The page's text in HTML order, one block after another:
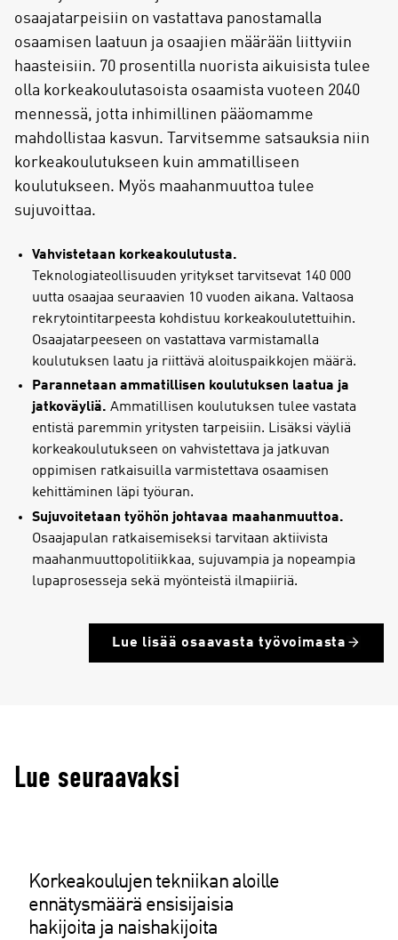
osaajatarpeisiin on vastattava panostamalla
osaamisen laatuun ja osaajien määrään liittyviin
haasteisiin. 70 prosentilla nuorista aikuisista tulee
olla korkeakoulutasoista osaamista vuoteen 2040
mennessä, jotta inhimillinen pääomamme
mahdollistaa kasvun. Tarvitsemme satsauksia niin
korkeakoulutukseen kuin ammatilliseen
koulutukseen. Myös maahanmuuttoa tulee
sujuvoittaa.
Vahvistetaan korkeakoulutusta.
Teknologiateollisuuden yritykset tarvitsevat 140 000
uutta osaajaa seuraavien 10 vuoden aikana. Valtaosa
rekrytointitarpeesta kohdistuu korkeakoulutettuihin.
Osaajatarpeeseen on vastattava varmistamalla
koulutuksen laatu ja riittävä aloituspaikkojen määrä.
Parannetaan ammatillisen koulutuksen laatua ja
jatkoväyliä. Ammatillisen koulutuksen tulee vastata
entistä paremmin yritysten tarpeisiin. Lisäksi väyliä
korkeakoulutukseen on vahvistettava ja jatkuvan
oppimisen ratkaisuilla varmistettava osaamisen
kehittäminen läpi työuran.
Sujuvoitetaan työhön johtavaa maahanmuuttoa.
Osaajapulan ratkaisemiseksi tarvitaan aktiivista
maahanmuuttopolitiikkaa, sujuvampia ja nopeampia
lupaprosesseja sekä myönteistä ilmapiiriä.
Lue lisää osaavasta työvoimasta
Lue seuraavaksi
Korkeakoulujen tekniikan aloille
ennätysmäärä ensisijaisia
hakijoita ja naishakijoita